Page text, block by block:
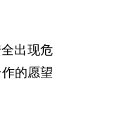
出现危
的愿望